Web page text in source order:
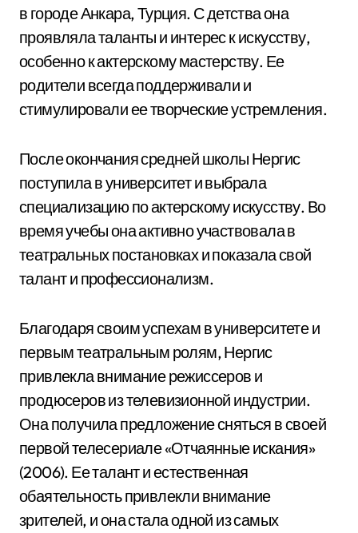
в городе Анкара, Турция. С детства она
проявляла таланты и интерес к искусству,
особенно к актерскому мастерству. Ее
родители всегда поддерживали и
стимулировали ее творческие устремления.
После окончания средней школы Нергис
поступила в университет и выбрала
специализацию по актерскому искусству. Во
время учебы она активно участвовала в
театральных постановках и показала свой
талант и профессионализм.
Благодаря своим успехам в университете и
первым театральным ролям, Нергис
привлекла внимание режиссеров и
продюсеров из телевизионной индустрии.
Она получила предложение сняться в своей
первой телесериале «Отчаянные искания»
(2006). Ее талант и естественная
обаятельность привлекли внимание
зрителей, и она стала одной из самых